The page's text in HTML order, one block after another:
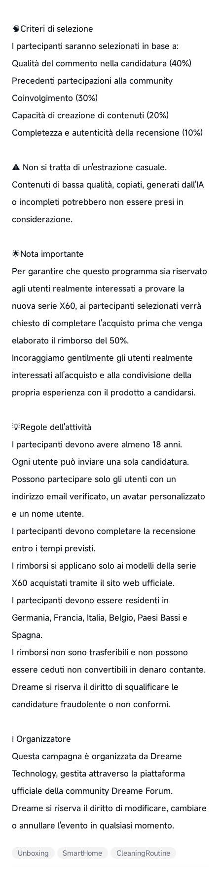
🧠Criteri di selezione
I partecipanti saranno selezionati in base a:
Qualità del commento nella candidatura (40%)
Precedenti partecipazioni alla community
Coinvolgimento (30%)
Capacità di creazione di contenuti (20%)
Completezza e autenticità della recensione (10%)
⚠️ Non si tratta di un'estrazione casuale.
Contenuti di bassa qualità, copiati, generati dall'IA
o incompleti potrebbero non essere presi in
considerazione.
🌟Nota importante
Per garantire che questo programma sia riservato
agli utenti realmente interessati a provare la
nuova serie X60, ai partecipanti selezionati verrà
chiesto di completare l'acquisto prima che venga
elaborato il rimborso del 50%.
Incoraggiamo gentilmente gli utenti realmente
interessati all'acquisto e alla condivisione della
propria esperienza con il prodotto a candidarsi.
💡Regole dell'attività
I partecipanti devono avere almeno 18 anni.
Ogni utente può inviare una sola candidatura.
Possono partecipare solo gli utenti con un
indirizzo email verificato, un avatar personalizzato
e un nome utente.
I partecipanti devono completare la recensione
entro i tempi previsti.
I rimborsi si applicano solo ai modelli della serie
X60 acquistati tramite il sito web ufficiale.
I partecipanti devono essere residenti in
Germania, Francia, Italia, Belgio, Paesi Bassi e
Spagna.
I rimborsi non sono trasferibili e non possono
essere ceduti non convertibili in denaro contante.
Dreame si riserva il diritto di squalificare le
candidature fraudolente o non conformi.
ℹ Organizzatore
Questa campagna è organizzata da Dreame
Technology, gestita attraverso la piattaforma
ufficiale della community Dreame Forum.
Dreame si riserva il diritto di modificare, cambiare
o annullare l'evento in qualsiasi momento.
Unboxing SmartHome CleaningRoutine